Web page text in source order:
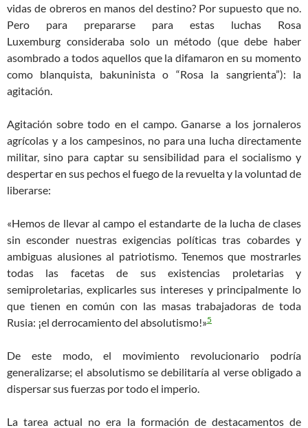
vidas de obreros en manos del destino?Por supuesto que no.
Pero para prepararse para estas luchas Rosa
Luxemburg considerabasolo un método (que debe haber
asombrado a todos aquellos que la difamaron en su momento
como blanquista, bakuninista o “Rosa la sangrienta”): la
agitación.
Agitación sobre todo en el campo. Ganarse a los jornaleros
agrícolas y a los campesinos, no para una lucha directamente
militar, sino para captar su sensibilidad para el socialismo y
despertar en sus pechos el fuego de la revuelta y la voluntad de
liberarse:
«Hemos de llevar al campo el estandarte de la lucha de clases
sin esconder nuestras exigencias políticas tras cobardes y
ambiguas alusiones al patriotismo. Tenemos que mostrarles
todas las facetas de sus existencias proletarias y
semiproletarias, explicarles sus intereses y principalmente lo
que tienen en común con las masas trabajadoras de toda
Rusia: ¡el derrocamiento del absolutismo!»5
De este modo, el movimiento revolucionario podría
generalizarse; el absolutismo se debilitaría al verse obligado a
dispersar sus fuerzas por todo el imperio.
La tarea actual no era la formación de destacamentos de